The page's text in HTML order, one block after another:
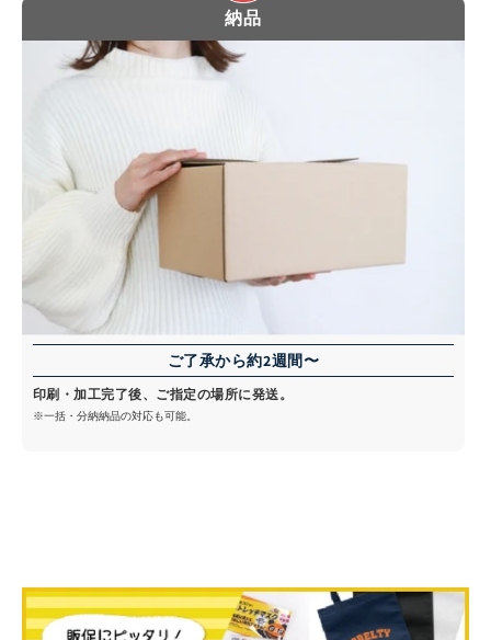
納品
ご了承から約2週間〜
印刷・加工完了後、ご指定の場所に発送。
※一括・分納納品の対応も可能。